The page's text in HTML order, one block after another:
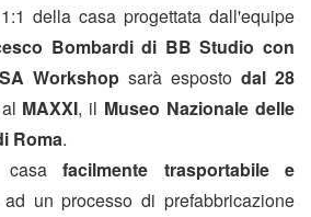
della casa progettata dall'equipe
Bombardi di BB Studio con
Workshop sarà esposto dal 28
al MAXXI, il Museo Nazionale delle
Roma.
casafacilmente trasportabile e
un processo di prefabbricazione